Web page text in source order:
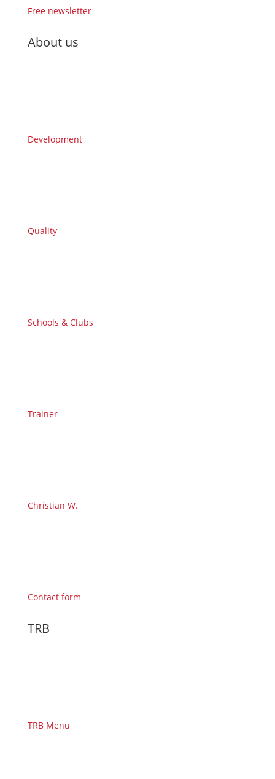
Free newsletter
About us
Development
Quality
Schools & Clubs
Trainer
Christian W.
Contact form
TRB
TRB Menu